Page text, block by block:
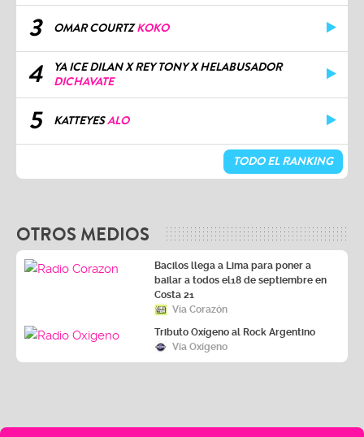
3 OMAR COURTZKOKO
4
YA ICE DILAN X REY TONY X HELABUSADOR
DICHAVATE
5 KATTEYESALO
TODO EL RANKING
Bacilos llega a Lima para poner a
bailar a todos el18 de septiembre en
Costa 21
Vía Corazón
Tributo Oxígeno al Rock Argentino
Vía Oxígeno